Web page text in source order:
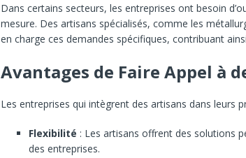
Dans certains secteurs, les entreprises ont besoin
mesure. Des artisans spécialisés, comme les
en charge ces demandes spécifiques, contribuant
Avantages de Faire Appel à
Les entreprises qui intègrent des artisans dans leurs
Flexibilité : Les artisans offrent des solutions
des entreprises.